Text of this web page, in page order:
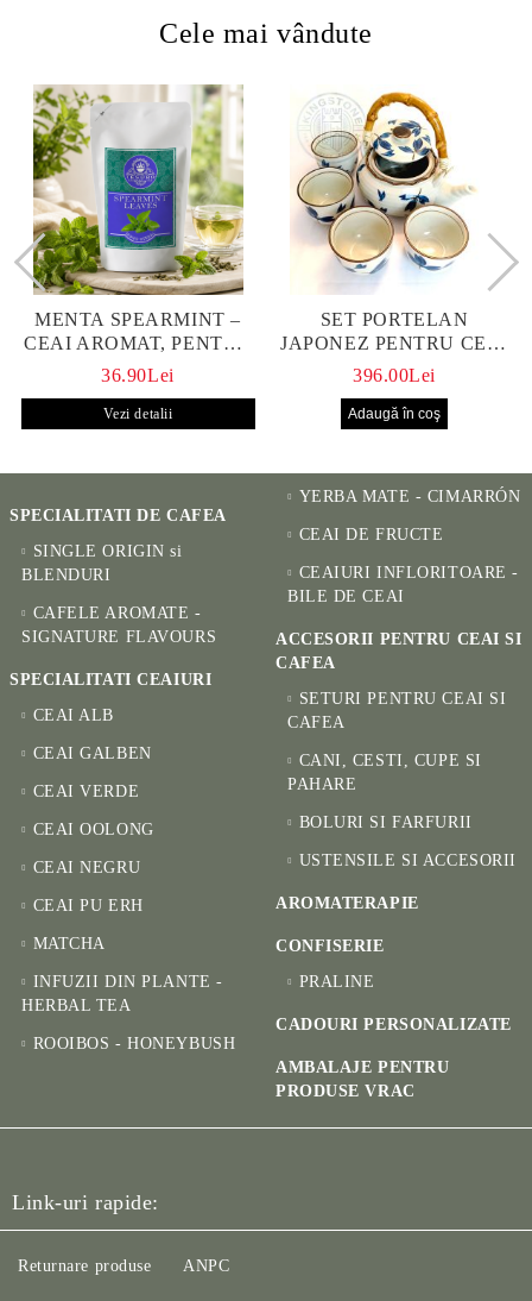
Cele mai vândute
MENTA SPEARMINT –
CEAI AROMAT, PENTRU
CALM ȘI BENEFIC
36.90Lei
Vezi detalii
SET PORTELAN
JAPONEZ PENTRU CEAI
HANAKO, CEAINIC SI 4
396.00Lei
SPECIALITATI DE CAFEA
SINGLE ORIGIN si
BLENDURI
CAFELE AROMATE -
SIGNATURE FLAVOURS
SPECIALITATI CEAIURI
CEAI ALB
CEAI GALBEN
CEAI VERDE
CEAI OOLONG
CEAI NEGRU
CEAI PU ERH
MATCHA
INFUZII DIN PLANTE -
HERBAL TEA
ROOIBOS - HONEYBUSH
YERBA MATE - CIMARRÓN
CEAI DE FRUCTE
CEAIURI INFLORITOARE -
BILE DE CEAI
ACCESORII PENTRU CEAI SI
CAFEA
SETURI PENTRU CEAI SI
CAFEA
CANI, CESTI, CUPE SI
PAHARE
BOLURI SI FARFURII
USTENSILE SI ACCESORII
AROMATERAPIE
CONFISERIE
PRALINE
CADOURI PERSONALIZATE
AMBALAJE PENTRU
PRODUSE VRAC
Link-uri rapide:
Returnare produse ANPC